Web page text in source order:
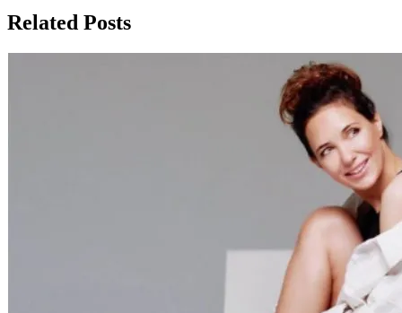
Related Posts